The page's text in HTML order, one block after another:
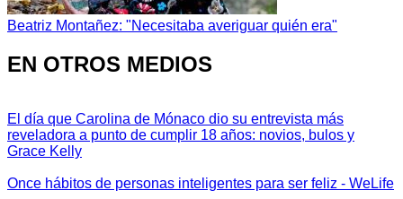
Beatriz Montañez: "Necesitaba averiguar quién era"
EN OTROS MEDIOS
El día que Carolina de Mónaco dio su entrevista más
reveladora a punto de cumplir 18 años: novios, bulos y
Grace Kelly
Once hábitos de personas inteligentes para ser feliz - WeLife